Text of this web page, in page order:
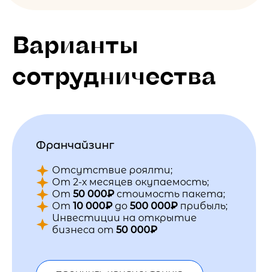
Варианты
сотрудничества
Франчайзинг
Отсутствие роялти;
От 2-х месяцев окупаемость;
От 50 000₽ стоимость пакета;
От 10 000₽ до 500 000₽ прибыль;
Инвестиции на открытие
бизнеса от 50 000₽